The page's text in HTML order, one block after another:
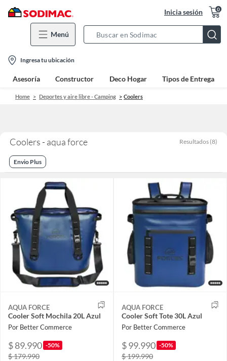
Inicia sesión 0
Menú
Bar
location-
icon
Ingresa tu ubicación
Asesoría Constructor Deco Hogar Tipos de Entrega
Home Deportes y aire libre - Camping Coolers
Coolers - aqua force Resultados (8)
Envio Plus
AQUA FORCE
Cooler Soft Mochila 20L Azul
Por Better Commerce
$ 89.990 -50%
$ 179.990
AQUA FORCE
Cooler Soft Tote 30L Azul
Por Better Commerce
$ 99.990 -50%
$ 199.990